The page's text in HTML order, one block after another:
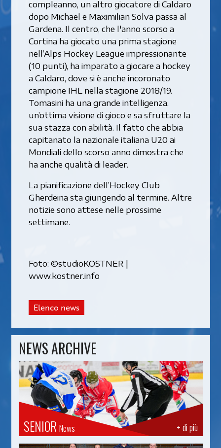
compleanno, un altro giocatore di Caldaro
dopo Michael e Maximilian Sölva passa al
Gardena. Il centro, che l'anno scorso a
Cortina ha giocato una prima stagione
nell’Alps Hockey League impressionante
(10 punti), ha imparato a giocare a hockey
a Caldaro, dove si è anche incoronato
campione IHL nella stagione 2018/19.
Tomasini ha una grande intelligenza,
un’ottima visione di gioco e sa sfruttare la
sua stazza con abilità. Il fatto che abbia
capitanato la nazionale italiana U20 ai
Mondiali dello scorso anno dimostra che
ha anche qualità di leader.
La pianificazione dell’Hockey Club
Gherdëina sta giungendo al termine. Altre
notizie sono attese nelle prossime
settimane.
Foto: ©studioKOSTNER |
www.kostner.info
Elenco news
NEWS ARCHIVE
+ di più
SENIOR News